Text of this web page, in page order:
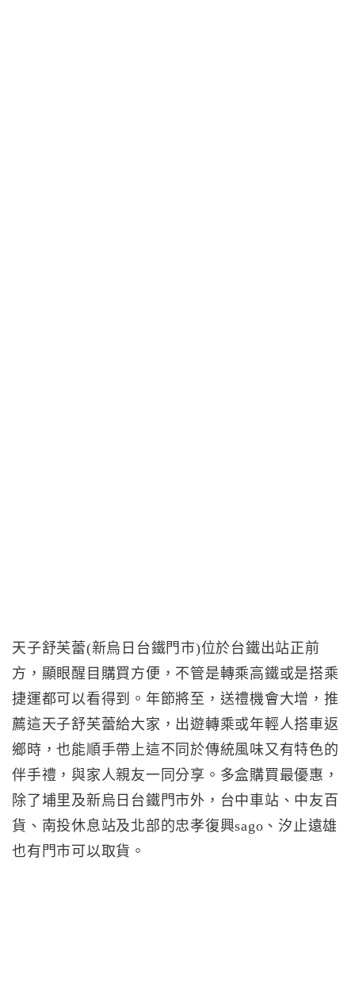
天子舒芙蕾(新烏日台鐵門市)位於台鐵出站正前
方，顯眼醒目購買方便，不管是轉乘高鐵或是搭乘
捷運都可以看得到。年節將至，送禮機會大增，推
薦這天子舒芙蕾給大家，出遊轉乘或年輕人搭車返
鄉時，也能順手帶上這不同於傳統風味又有特色的
伴手禮，與家人親友一同分享。多盒購買最優惠，
除了埔里及新烏日台鐵門市外，台中車站、中友百
貨、南投休息站及北部的忠孝復興sago、汐止遠雄
也有門市可以取貨。